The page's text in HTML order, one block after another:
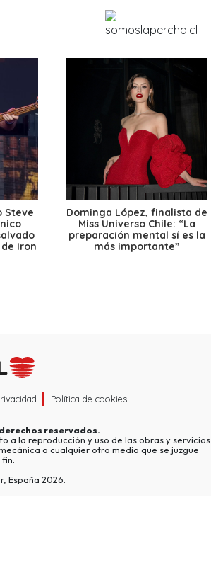
Steve
Iron
Dominga López, finalista de
Miss Universo Chile: “La
preparación mental sí es la
más importante”
Política de cookies
reservados.
a la reproducción y uso de las obras y servicios
o cualquier otro medio que se juzgue
España 2026.